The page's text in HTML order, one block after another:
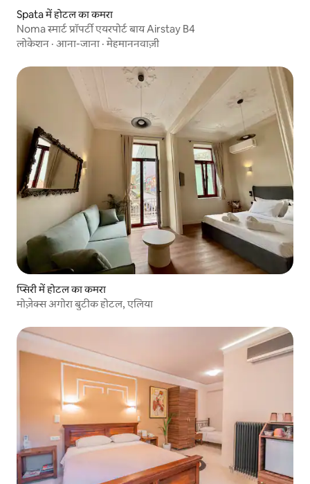
Spata में होटल का कमरा
Noma स्मार्ट प्रॉपर्टी एयरपोर्ट बाय Airstay B4
लोकेशन · आना-जाना ·मेहमाननवाज़ी
प्सिरी में होटल का कमरा
मोज़ेक्स अगोरा बुटीक होटल, एलिया